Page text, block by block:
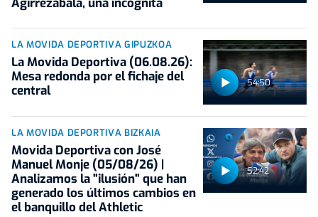
54:50
LA MOVIDA DEPORTIVA GIPUZKOA
La Movida Deportiva (06.08.26):
Mesa redonda por el fichaje del
central
52:42
LA MOVIDA DEPORTIVA BIZKAIA
Movida Deportiva con José
Manuel Monje (05/08/26) |
Analizamos la "ilusión" que han
generado los últimos cambios en
el banquillo del Athletic